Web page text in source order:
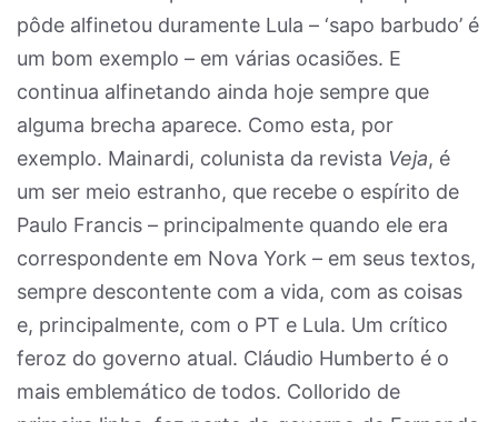
pôde alfinetou duramente Lula – ‘sapo barbudo’ é
um bom exemplo – em várias ocasiões. E
continua alfinetando ainda hoje sempre que
alguma brecha aparece. Como esta, por
exemplo. Mainardi, colunista da revista Veja, é
um ser meio estranho, que recebe o espírito de
Paulo Francis – principalmente quando ele era
correspondente em Nova York – em seus textos,
sempre descontente com a vida, com as coisas
e, principalmente, com o PT e Lula. Um crítico
feroz do governo atual. Cláudio Humberto é o
mais emblemático de todos. Collorido de